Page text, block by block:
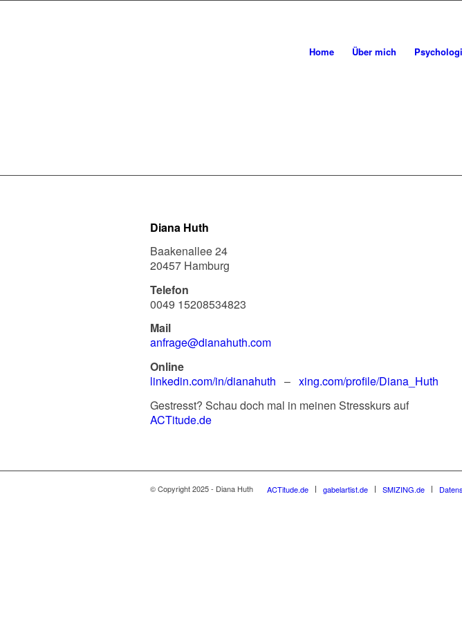
Home Über mich
Diana Huth
Baakenallee 24
20457 Hamburg
Telefon
0049 15208534823
Mail
anfrage@dianahuth.com
Online
linkedin.com/in/dianahuth – xing.com/profile/Diana_Huth
Gestresst? Schau doch mal in meinen Stresskurs auf
ACTitude.de
© Copyright 2025 - Diana Huth ACTitude.de gabelartist.de SMIZING.de